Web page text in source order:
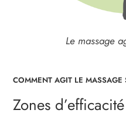
Le massage
COMMENT AGIT LE MASSAGE
Zones d’efficacité